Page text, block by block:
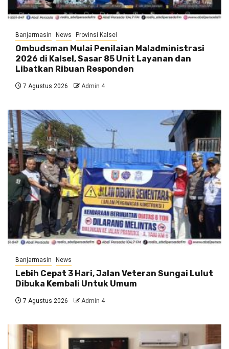
Banjarmasin News Provinsi Kalsel
Ombudsman Mulai Penilaian Maladministrasi
2026 di Kalsel, Sasar 85 Unit Layanan dan
Libatkan Ribuan Responden
7 Agustus 2026 Admin 4
Banjarmasin News
Lebih Cepat 3 Hari, Jalan Veteran Sungai Lulut
Dibuka Kembali Untuk Umum
7 Agustus 2026 Admin 4